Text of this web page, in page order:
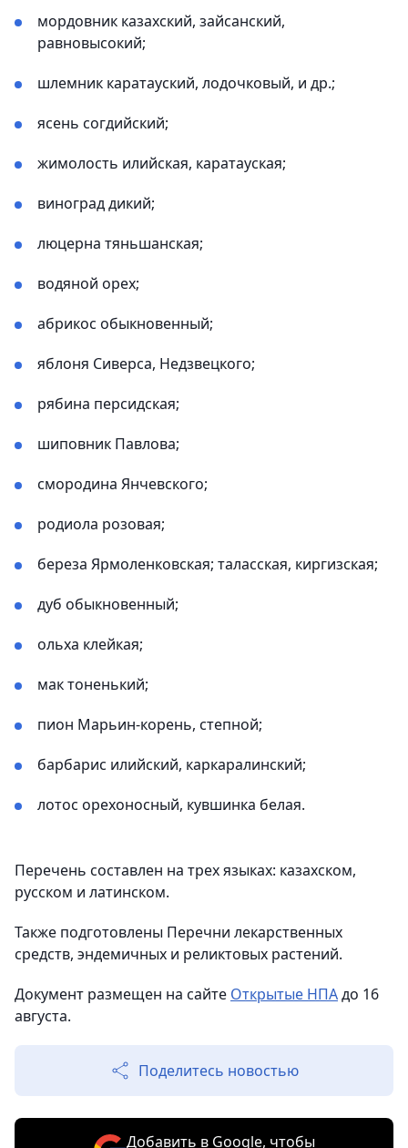
мордовник казахский, зайсанский,
равновысокий;
шлемник каратауский, лодочковый, и др.;
ясень согдийский;
жимолость илийская, каратауская;
виноград дикий;
люцерна тяньшанская;
водяной орех;
абрикос обыкновенный;
яблоня Сиверса, Недзвецкого;
рябина персидская;
шиповник Павлова;
смородина Янчевского;
родиола розовая;
береза Ярмоленковская; таласская, киргизская;
дуб обыкновенный;
ольха клейкая;
мак тоненький;
пион Марьин-корень, степной;
барбарис илийский, каркаралинский;
лотос орехоносный, кувшинка белая.
Перечень составлен на трех языках: казахском,
русском и латинском.
Также подготовлены Перечни лекарственных
средств, эндемичных и реликтовых растений.
Документ размещен на сайте Открытые НПАдо 16
августа.
Поделитесь новостью
Добавить в Google, чтобы